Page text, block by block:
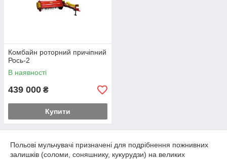
Комбайн роторний причіпний
Рось-2
В наявності
439 000 ₴
Купити
Польові мульчувачі призначені для подрібнення пожнивних
залишків (соломи, соняшнику, кукурудзи) на великих